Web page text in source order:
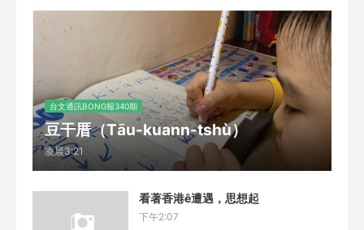
台文通訊BONG報340期
豆干厝（Tāu-kuann-tshù）
凌晨3:21
看著香港ê遭遇，思想起
下午2:07